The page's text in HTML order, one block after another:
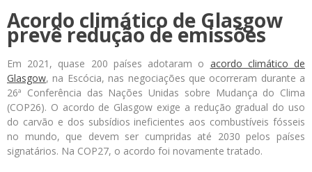
Acordo climático de Glasgow
prevê redução de emissões
Em 2021, quase 200 países adotaram o acordo climático de
Glasgow, na Escócia, nas negociações que ocorreram durante a
26ª Conferência das Nações Unidas sobre Mudança do Clima
(COP26). O acordo de Glasgow exige a redução gradual do uso
do carvão e dos subsídios ineficientes aos combustíveis fósseis
no mundo, que devem ser cumpridas até 2030 pelos países
signatários. Na COP27, o acordo foi novamente tratado.